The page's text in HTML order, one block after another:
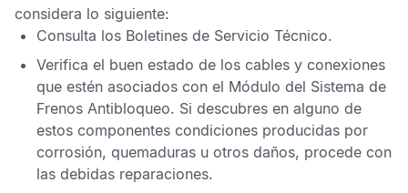
considera lo siguiente:
Consulta los Boletines de Servicio Técnico.
Verifica el buen estado de los cables y conexiones
que estén asociados con el Módulo del Sistema de
Frenos Antibloqueo. Si descubres en alguno de
estos componentes condiciones producidas por
corrosión, quemaduras u otros daños, procede con
las debidas reparaciones.